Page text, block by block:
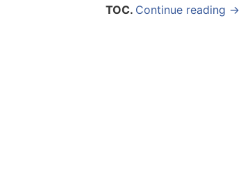
TOC. Continue reading →